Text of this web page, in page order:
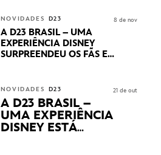
STUDIOS REVELARAM
PRÉVIAS E NOVIDADES
DOS SEUS PRÓXIMOS
LANÇAMENTOS
NOVIDADES D23
A D23 BRASIL – UMA
EXPERIÊNCIA DISNEY
SURPREENDEU OS FÃS EM
APRESENTAÇÕES E
PRODUTOS EXCLUSIVOS
NO TRANSAMÉRICA EXPO
CENTER EM SÃO PAULO
8 de nov
NOVIDADES D23
A D23 BRASIL –
UMA EXPERIÊNCIA
DISNEY ESTÁ
21 de out